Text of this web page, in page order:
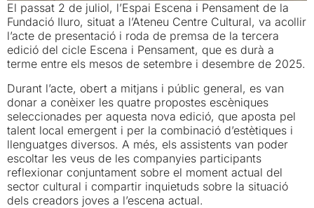
El passat 2 de juliol, l’Espai Escena i Pensament de la
Fundació Iluro, situat a l’Ateneu Centre Cultural, va acollir
l’acte de presentació i roda de premsa de la tercera
edició del cicle Escena i Pensament, que es durà a
terme entre els mesos de setembre i desembre de 2025.
Durant l’acte, obert a mitjans i públic general, es van
donar a conèixer les quatre propostes escèniques
seleccionades per aquesta nova edició, que aposta pel
talent local emergent i per la combinació d’estètiques i
llenguatges diversos. A més, els assistents van poder
escoltar les veus de les companyies participants
reflexionar conjuntament sobre el moment actual del
sector cultural i compartir inquietuds sobre la situació
dels creadors joves a l’escena actual.